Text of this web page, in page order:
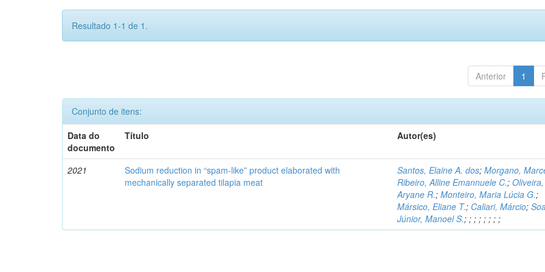
Resultado 1-1 de 1.
Anterior 1
Conjunto de itens:
Data do
documento
Título Autor(es)
2021
Sodium reduction in “spam-like” product elaborated with
mechanically separated tilapia meat
Santos, Elaine A. dos;Morgano,
Ribeiro, Alline Emannuele C.;Oliveira,
Aryane R.;Monteiro, Maria Lúcia G.;
Mársico, Eliane T.; Caliari, Márcio;
Júnior, Manoel S.;;;;;;;;